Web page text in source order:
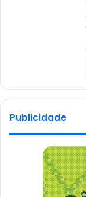
Publicidade